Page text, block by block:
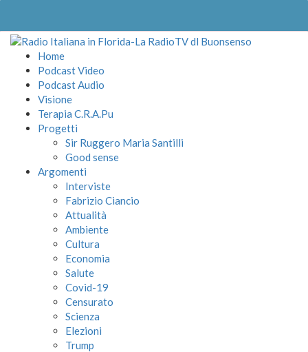
Home
Podcast Video
Podcast Audio
Visione
Terapia C.R.A.Pu
Progetti
Sir Ruggero Maria Santilli
Good sense
Argomenti
Interviste
Fabrizio Ciancio
Attualità
Ambiente
Cultura
Economia
Salute
Covid-19
Censurato
Scienza
Elezioni
Trump